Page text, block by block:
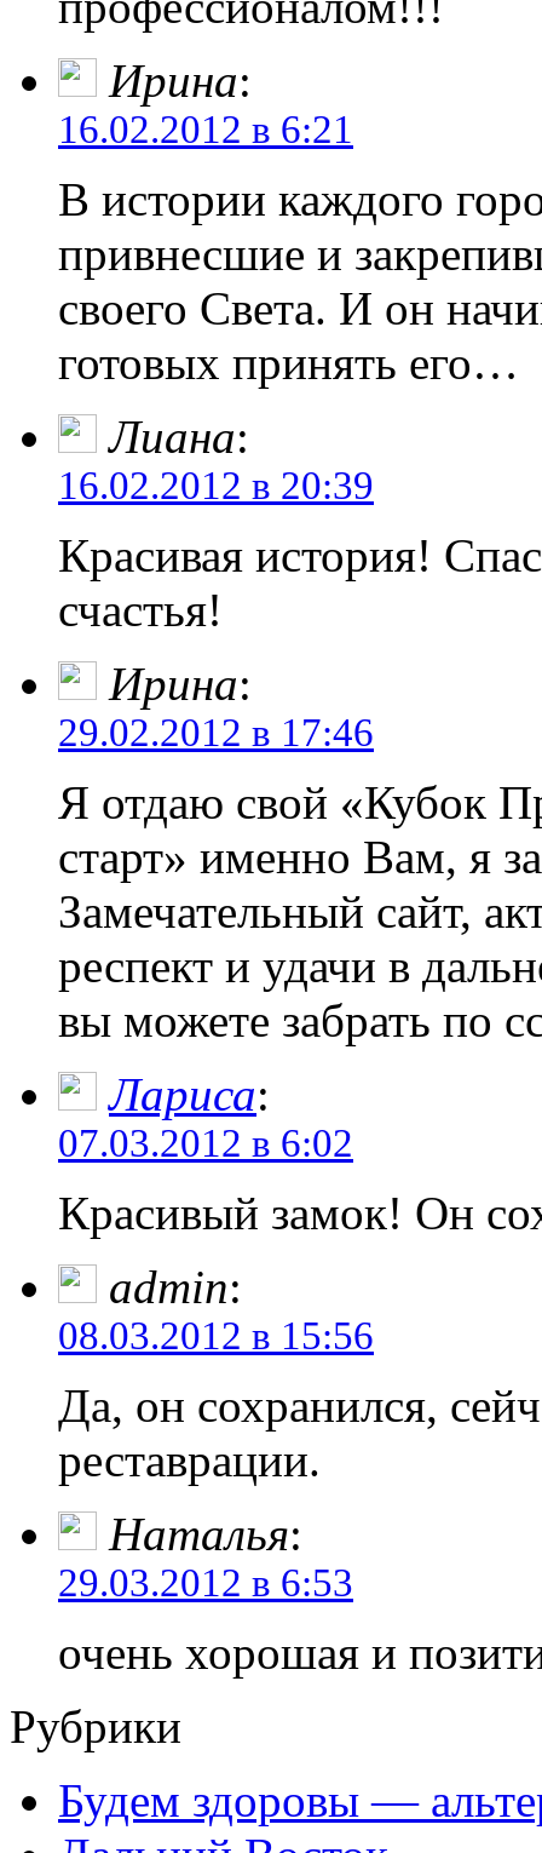
Ирина:
16.02.2012 в 6:21
В истории каждого
привнесшие и
своего Света. И он
готовых принять его…
Лиана:
16.02.2012 в 20:39
Красивая история!
счастья!
Ирина:
29.02.2012 в 17:46
Я отдаю свой «Кубок
старт» именно Вам, я
Замечательный сайт,
респект и удачи в
вы можете забрать по
Лариса:
07.03.2012 в 6:02
Красивый замок! Он
admin:
08.03.2012 в 15:56
Да, он сохранился,
реставрации.
Наталья:
29.03.2012 в 6:53
очень хорошая и
Рубрики
Будем здоровы —